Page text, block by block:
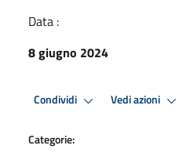
Data :
8 giugno 2024
Condividi Vedi azioni
Categorie: